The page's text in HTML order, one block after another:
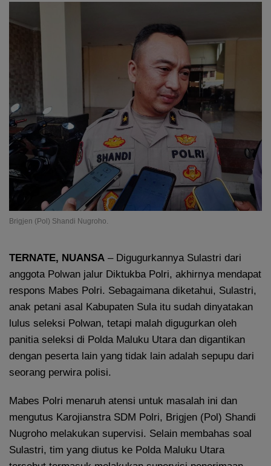
Brigjen (Pol) Shandi Nugroho.
TERNATE, NUANSA – Digugurkannya Sulastri dari
anggota Polwan jalur Diktukba Polri, akhirnya mendapat
respons Mabes Polri. Sebagaimana diketahui, Sulastri,
anak petani asal Kabupaten Sula itu sudah dinyatakan
lulus seleksi Polwan, tetapi malah digugurkan oleh
panitia seleksi di Polda Maluku Utara dan digantikan
dengan peserta lain yang tidak lain adalah sepupu dari
seorang perwira polisi.
Mabes Polri menaruh atensi untuk masalah ini dan
mengutus Karojianstra SDM Polri, Brigjen (Pol) Shandi
Nugroho melakukan supervisi. Selain membahas soal
Sulastri, tim yang diutus ke Polda Maluku Utara